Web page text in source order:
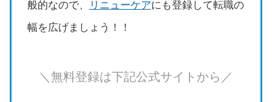
般的なので、
リニューケアにも登録して転職の
幅を広げましょう！！
＼無料登録は下記公式サイトから／